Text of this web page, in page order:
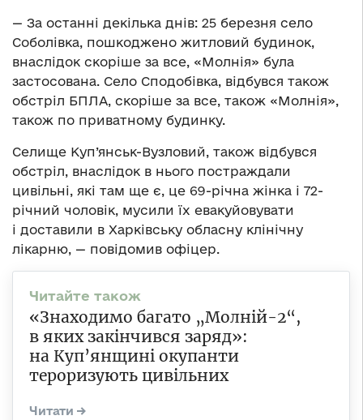
— За останні декілька днів: 25 березня село
Соболівка, пошкоджено житловий будинок,
внаслідок скоріше за все, «Молнія» була
застосована. Село Сподобівка, відбувся також
обстріл БПЛА, скоріше за все, також «Молнія»,
також по приватному будинку.
Селище Куп’янськ-Вузловий, також відбувся
обстріл, внаслідок в нього постраждали
цивільні, які там ще є, це 69-річна жінка і 72-
річний чоловік, мусили їх евакуйовувати
і доставили в Харківську обласну клінічну
лікарню, — повідомив офіцер.
«Знаходимо багато „Молній-2“,
в яких закінчився заряд»:
на Куп’янщині окупанти
тероризують цивільних